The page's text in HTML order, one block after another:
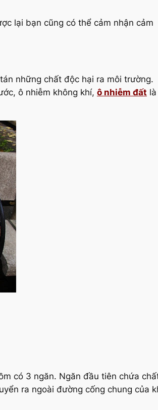
lại bạn cũng có thể cảm nhận cảm
những chất độc hại ra môi trường.
ô nhiễm không khí, ô nhiễm đất là
có 3 ngăn. Ngăn đầu tiên chứa
ra ngoài đường cống chung của